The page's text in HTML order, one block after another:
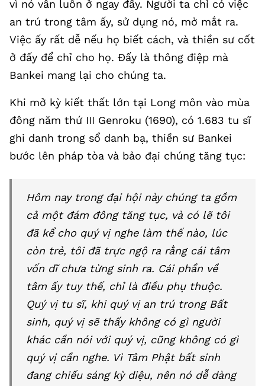
vì nó vẫn luôn ở ngay đấy. Người ta chỉ có việc
an trú trong tâm ấy, sử dụng nó, mở mắt ra.
Việc ấy rất dễ nếu họ biết cách, và thiền sư cốt
ở đấy để chỉ cho họ. Đấy là thông điệp mà
Bankei mang lại cho chúng ta.
Khi mở kỳ kiết thất lớn tại Long môn vào mùa
đông năm thứ III Genroku (1690), có 1.683 tu sĩ
ghi danh trong sổ danh bạ, thiền sư Bankei
bước lên pháp tòa và bảo đại chúng tăng tục:
Hôm nay trong đại hội này chúng ta gồm
cả một đám đông tăng tục, và có lẽ tôi
đã kể cho quý vị nghe làm thế nào, lúc
còn trẻ, tôi đã trực ngộ ra rằng cái tâm
vốn dĩ chưa từng sinh ra. Cái phần về
tâm ấy tuy thế, chỉ là điều phụ thuộc.
Quý vị tu sĩ, khi quý vị an trú trong Bất
sinh, quý vị sẽ thấy không có gì người
khác cần nói với quý vị, cũng không có gì
quý vị cần nghe. Vì Tâm Phật bất sinh
đang chiếu sáng kỳ diệu, nên nó dễ dàng